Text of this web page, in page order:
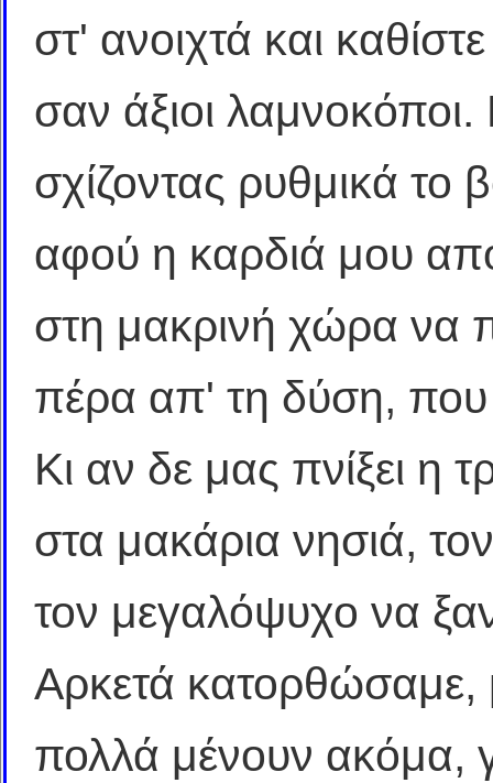
στ' ανοιχτά και
σαν άξιοι
σχίζοντας ρυθμικά το
αφού η καρδιά μου
στη μακρινή χώρα
πέρα απ' τη δύση, που
Κι αν δε μας πνίξει η
στα μακάρια νησιά,
τον μεγαλόψυχο να
Αρκετά κατορθώσαμε,
πολλά μένουν ακόμα,